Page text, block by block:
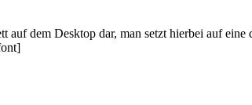
dem Desktop dar, man setzt hierbei auf